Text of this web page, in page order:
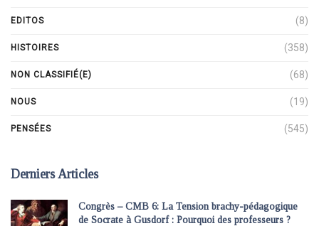
EDITOS (8)
HISTOIRES (358)
NON CLASSIFIÉ(E) (68)
NOUS (19)
PENSÉES (545)
Derniers Articles
Congrès – CMB 6: La Tension brachy-pédagogique
de Socrate à Gusdorf : Pourquoi des professeurs ?